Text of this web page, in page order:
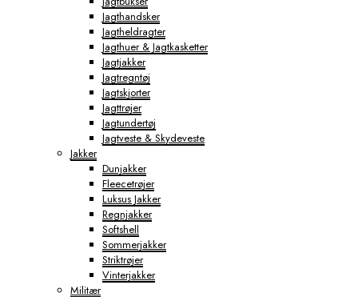
Jagthandsker
Jagtheldragter
Jagthuer & Jagtkasketter
Jagtjakker
Jagtregntøj
Jagtskjorter
Jagttrøjer
Jagtundertøj
Jagtveste & Skydeveste
Jakker
Dunjakker
Fleecetrøjer
Luksus Jakker
Regnjakker
Softshell
Sommerjakker
Striktrøjer
Vinterjakker
Militær